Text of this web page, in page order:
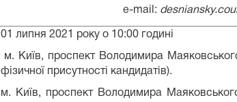
e-mail:
01 липня 2021 року о 10:00 годині
м. Київ, проспект Володимира
фізичної присутності кандидатів).
м. Київ, проспект Володимира